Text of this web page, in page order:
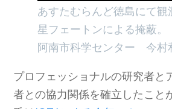
あすたむらんど徳島にて観
星フェートンによる掩蔽。
阿南市科学センター 今村
プロフェッショナルの研究者と
者との協力関係を確立したこと